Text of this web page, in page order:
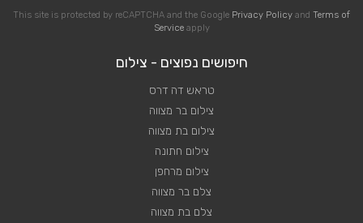
This site is protected by reCAPTCHA and the Google Privacy Policy and Terms of
Serviceapply
חיפושים נפוצים - צילום
טראש דה דרס
צילום בר מצווה
צילום בת מצווה
צילום חתונה
צילום מרחפן
צלם בר מצווה
צלם בת מצווה